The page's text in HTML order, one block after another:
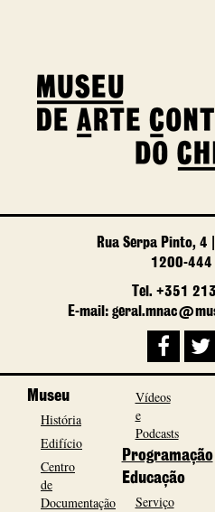
Rua Serpa Pinto, 4
1200-444
Tel. +351
E-mail:
Museu
História
Edifício
Centro
de
Documentação
Vídeos
e
Podcasts
Programação
Educação
Serviço